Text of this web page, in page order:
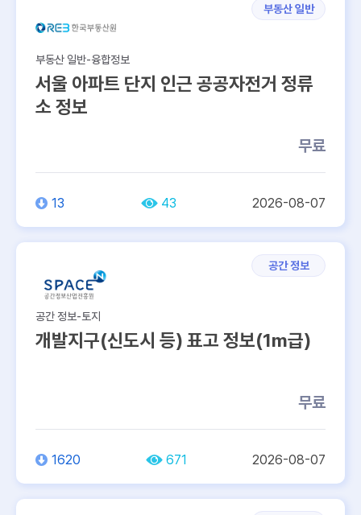
부동산 일반
부동산 일반-융합정보
서울 아파트 단지 인근 공공자전거 정류
소 정보
무료
13 43 2026-08-07
공간 정보
공간 정보-토지
개발지구(신도시 등) 표고 정보(1m급)
무료
1620 671 2026-08-07